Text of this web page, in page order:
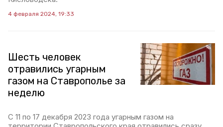
4 февраля 2024, 19:33
Шесть человек
отравились угарным
газом на Ставрополье за
неделю
С 11 по 17 декабря 2023 года угарным газом на